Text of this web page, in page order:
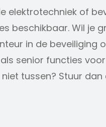
elektrotechniek of
beschikbaar. Wil je
in de beveiliging
senior functies
tussen? Stuur